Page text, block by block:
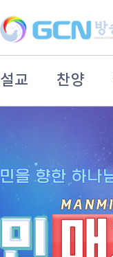
설교 찬양